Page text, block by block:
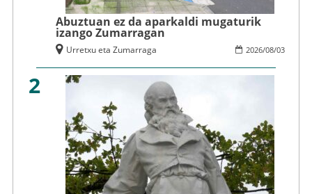
Abuztuan ez da aparkaldi mugaturik
izango Zumarragan
2026/08/03
Urretxu eta Zumarraga
2